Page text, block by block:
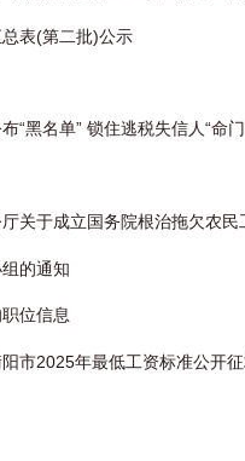
表(第二批)公示
“黑名单” 锁住逃税失信人“命门
关于成立国务院根治拖欠农民
的通知
位信息
市2025年最低工资标准公开